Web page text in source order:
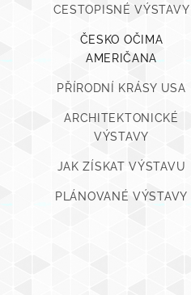
CESTOPISNÉ VÝSTAVY
ČESKO OČIMA
AMERIČANA
PŘÍRODNÍ KRÁSY USA
ARCHITEKTONICKÉ
VÝSTAVY
JAK ZÍSKAT VÝSTAVU
PLÁNOVANÉ VÝSTAVY